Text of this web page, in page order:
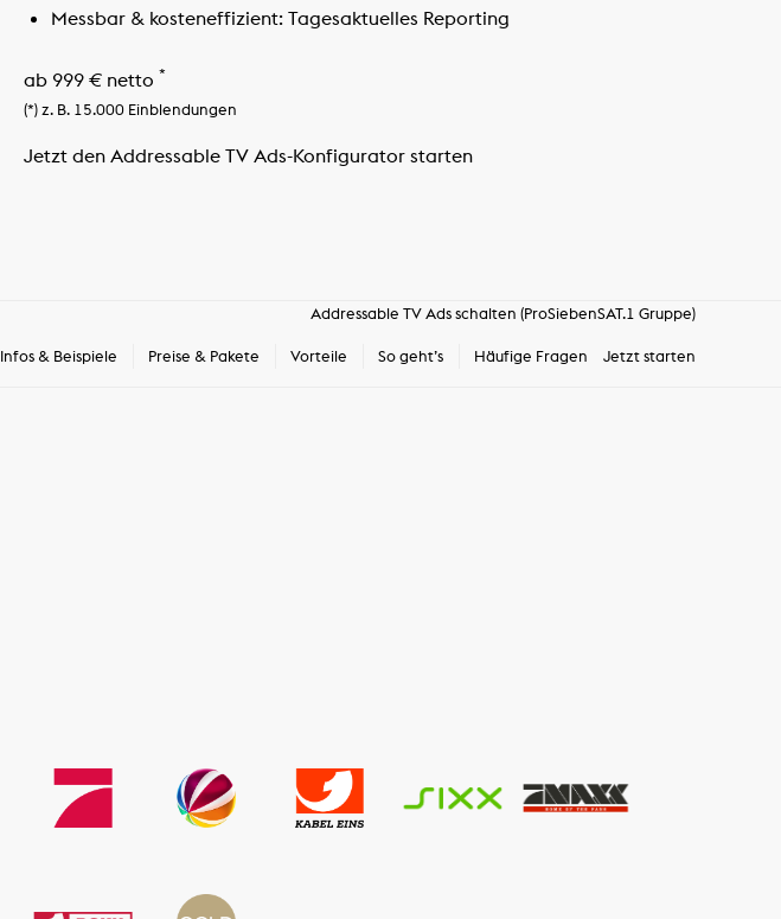
Messbar & kosteneffizient: Tagesaktuelles Reporting
ab 999 € netto *
(*) z. B. 15.000 Einblendungen
Jetzt den Addressable TV Ads-Konfigurator starten
Addressable TV Ads schalten (ProSiebenSAT.1 Gruppe)
Infos & Beispiele Preise & Pakete Vorteile So geht’s Häufige Fragen Jetzt starten